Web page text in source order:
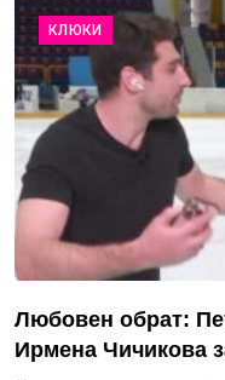
КЛЮКИ
Любовен обрат:
Ирмена Чичикова